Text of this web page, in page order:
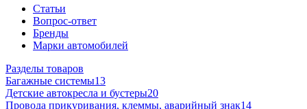
Статьи
Вопрос-ответ
Бренды
Марки автомобилей
Разделы товаров
Багажные системы13
Детские автокресла и бустеры20
Провода прикуривания, клеммы, аварийный знак14